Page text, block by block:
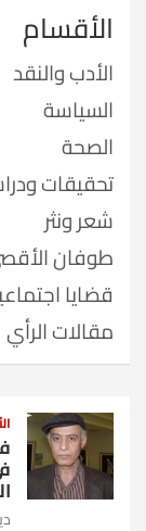
الأقسام
الأدب والنقد
السياسة
الصحة
تحقيقات
شعر ونثر
طوفان
قضايا
مقالات الرأي